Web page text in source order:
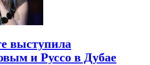
выступила
и Руссо в Дубае